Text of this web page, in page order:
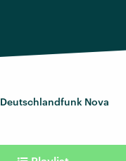
Deutschlandfunk Nova